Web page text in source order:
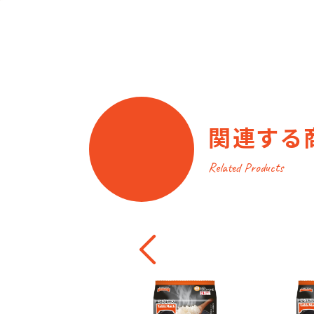
関連する
Related Products